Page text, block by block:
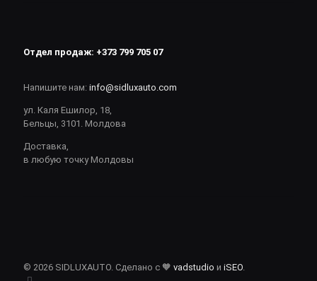
Отдел продаж: +373 799 705 07
Напишите нам: info@sidluxauto.com
ул. Каля Ешилор, 18,
Бельцы, 3101. Молдова
Доставка,
в любую точку Молдовы
© 2026 SIDLUXAUTO. Сделано с 🧡 vadstudio и iSEO